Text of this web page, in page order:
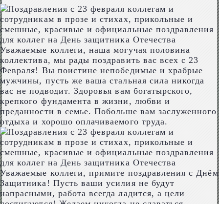
Уважаемые коллеги, наша могучая половина
коллектива, мы рады поздравить вас всех с 23
Февраля! Вы поистине непобедимые и храбрые
мужчины, пусть же ваша стальная сила никогда
вас не подводит. Здоровья вам богатырского,
крепкого фундамента в жизни, любви и
преданности в семье. Побольше вам заслуженного
отдыха и хорошо оплачиваемого труда.
Уважаемые коллеги, примите поздравления с Днём
Защитника! Пусть ваши усилия не будут
напрасными, работа всегда ладится, а цели